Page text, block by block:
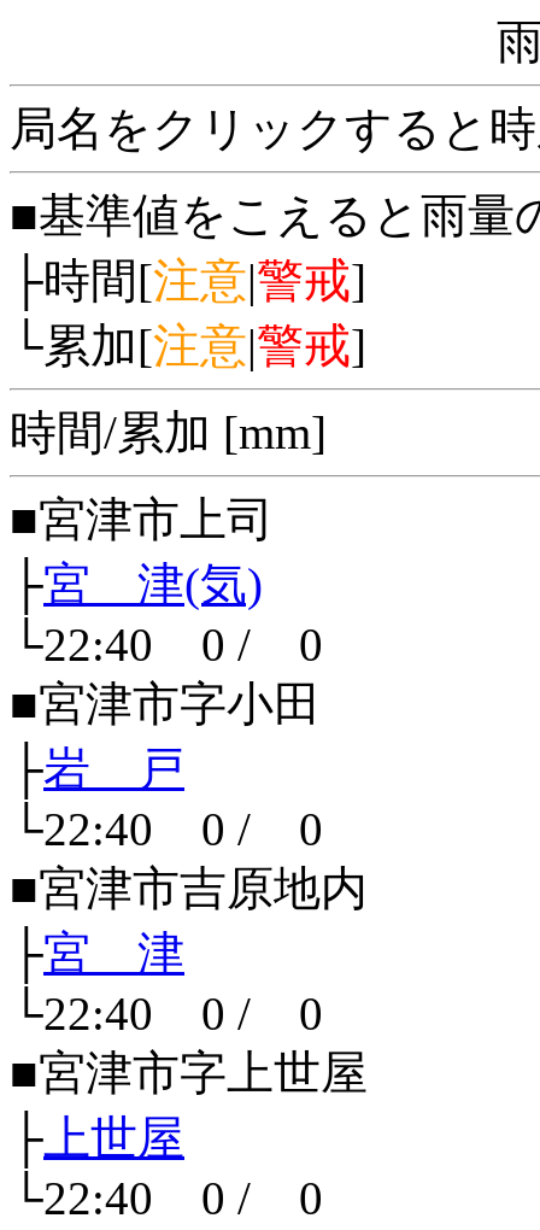
局名をクリックすると
■基準値をこえると雨量
├時間[注意|警戒]
└累加[注意|警戒]
時間/累加 [mm]
■宮津市上司
├宮 津(気)
└22:40 0 / 0
■宮津市字小田
├岩 戸
└22:40 0 / 0
■宮津市吉原地内
├宮 津
└22:40 0 / 0
■宮津市字上世屋
├ 上世屋
└22:40 0 / 0